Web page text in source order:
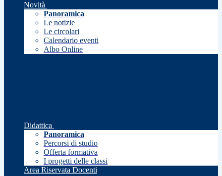
Novità
Panoramica
Le notizie
Le circolari
Calendario eventi
Albo Online
Didattica
Panoramica
Percorsi di studio
Offerta formativa
I progetti delle classi
Area Riservata Docenti